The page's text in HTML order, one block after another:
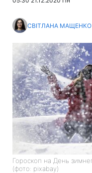
СВІТЛАНА МАЩЕНКО
Гороскоп на День
(фото: pixabay)